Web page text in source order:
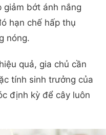
giảm bớt ánh nắng
hạn chế hấp thụ
nóng.
quả, gia chủ cần
tính sinh trưởng của
định kỳ để cây luôn